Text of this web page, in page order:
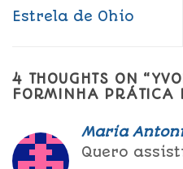
Estrela de Ohio
4 THOUGHTS ON “
FORMINHA PRÁTICA
Maria
Quero